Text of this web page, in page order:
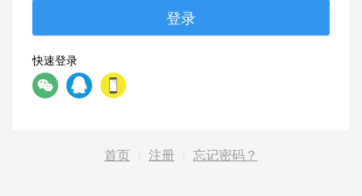
登录
快速登录
首页 注册 忘记密码？